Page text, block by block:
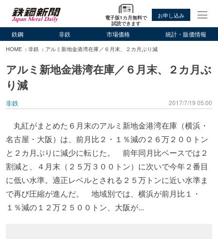
電子版1カ月無料で
試読できます
お申し込み
鉄鋼 非鉄 市場価格 統計・販価情報
HOME 非鉄 アルミ新地金港湾在庫／６月末、２カ月ぶり減
アルミ新地金港湾在庫／６月末、２カ月ぶ
り減
非鉄 2017/7/19 05:00
丸紅がまとめた６月末のアルミ新地金港湾在庫（横浜・
名古屋・大阪）は、前月比２・１％減の２６万２００トン
と２カ月ぶりに減少に転じた。 前年同月比ベースでは２
割減と、４月末（２５万３００トン）に次いで今年２番目
に低い水準。適正レベルとされる２５万トンに近い水準ま
で再び圧縮が進んだ。 地域別では、横浜が前月比１・
１％減の１２万２５００トン、大阪が...